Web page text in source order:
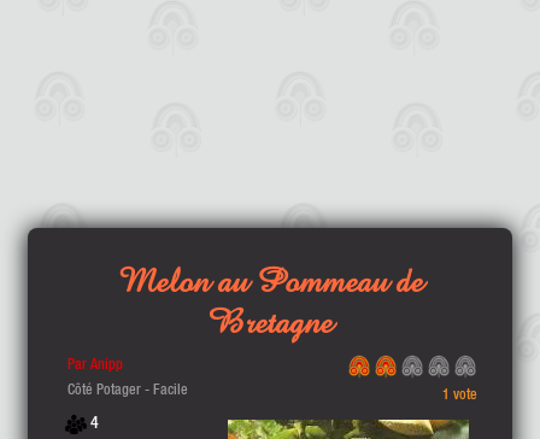
Melon au Pommeau de
Bretagne
Par Anipp
Côté Potager - Facile
1 vote
4